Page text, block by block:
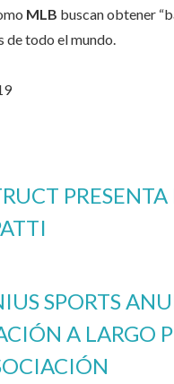
MLB buscan obtener
de todo el mundo.
PRESENTA
SPORTS
A LARGO